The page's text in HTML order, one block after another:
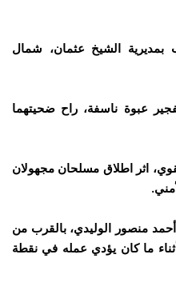
الشيخ عثمان، شمال
عبوة ناسفة، راح ضحيتهما
اثر اطلاق مسلحان مجهولان
منصور الوليدي، بالقرب من
ما كان يؤدي عمله في نقطة